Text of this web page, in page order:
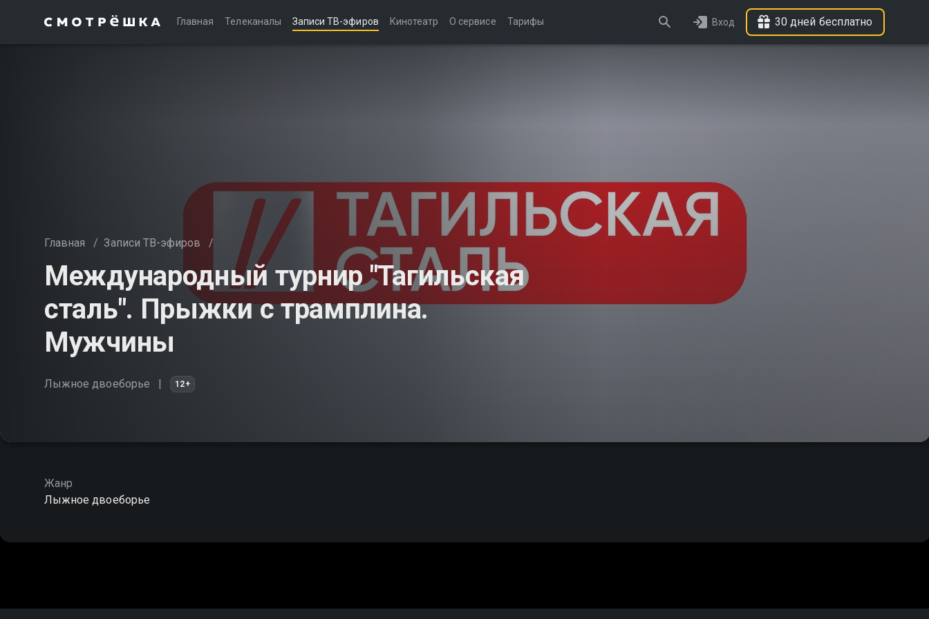
Главная Телеканалы Записи ТВ-эфиров Кинотеатр О сервисе Тарифы Вход 30 дней бесплатно
Главная / Записи ТВ-эфиров /
Международный турнир "Тагильская
сталь". Прыжки с трамплина.
Мужчины
Лыжное двоеборье 12+
Жанр
Лыжное двоеборье